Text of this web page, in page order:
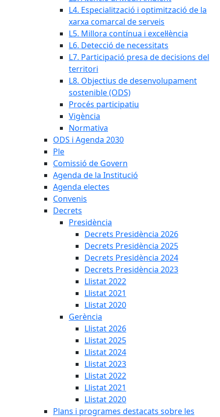
L4. Especialització i optimització de la
xarxa comarcal de serveis
L5. Millora contínua i excel·lència
L6. Detecció de necessitats
L7. Participació presa de decisions del
territori
L8. Objectius de desenvolupament
sostenible (ODS)
Procés participatiu
Vigència
Normativa
ODS i Agenda 2030
Ple
Comissió de Govern
Agenda de la Institució
Agenda electes
Convenis
Decrets
Presidència
Decrets Presidència 2026
Decrets Presidència 2025
Decrets Presidència 2024
Decrets Presidència 2023
Llistat 2022
Llistat 2021
Llistat 2020
Gerència
Llistat 2026
Llistat 2025
Llistat 2024
Llistat 2023
Llistat 2022
Llistat 2021
Llistat 2020
Plans i programes destacats sobre les